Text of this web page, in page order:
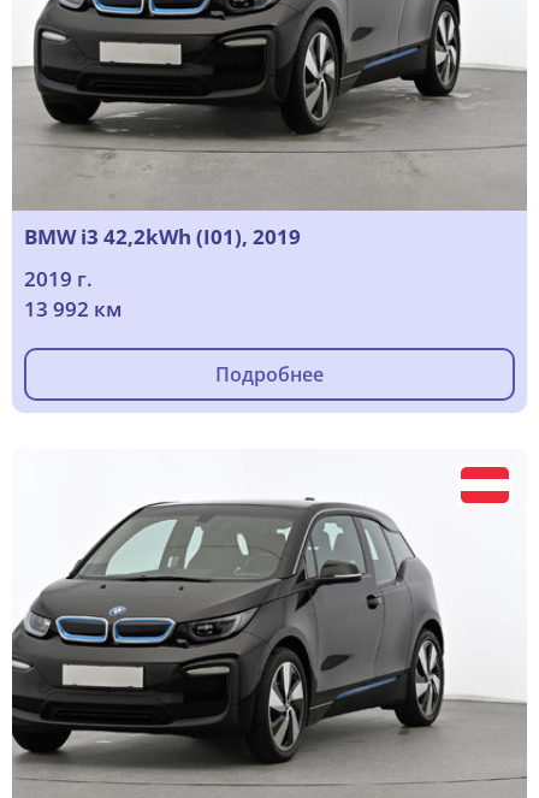
BMW i3 42,2kWh (I01), 2019
2019 г.
13 992 км
Подробнее